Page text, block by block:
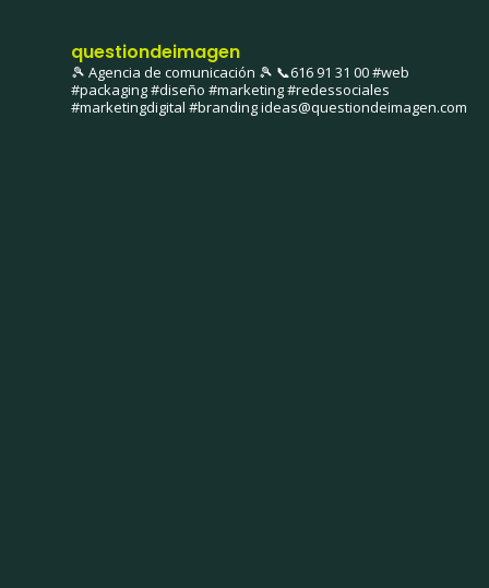
questiondeimagen
🎾 Agencia de comunicación 🎾 📞616 91 31 00#web
#packaging #diseño #marketing #redessociales
#marketingdigital #brandingideas@questiondeimagen.com